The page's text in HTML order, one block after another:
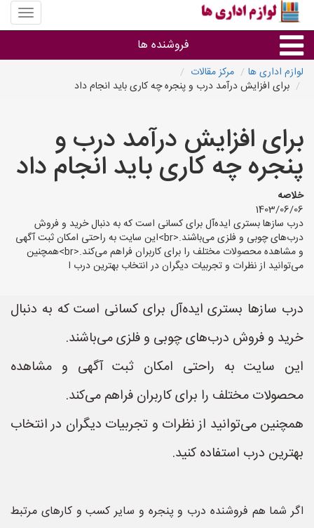
منوی
سایت
اداری
فروشنده ها
گروه ها
استان ها
لوازم اداری ها
مرکز مقالات
برای افزایش درآمد درب و پنجره چه کاری باید انجام داد
برای افزایش درآمد درب و
پنجره چه کاری باید انجام داد
خلاصه
1403/06/06
درب سازها بستری ایده‌آل برای کسانی است که به دنبال خرید و فروش
درب‌های چوبی و فلزی می‌باشند.<br>این سایت به راحتی امکان ثبت آگهی
و مشاهده محصولات مختلف را برای کاربران فراهم می‌کند.<br>همچنین
می‌توانید از نظرات و تجربیات دیگران در انتخاب بهترین درب ا
درب سازها بستری ایده‌آل برای کسانی است که به دنبال
خرید و فروش درب‌های چوبی و فلزی می‌باشند.
این سایت به راحتی امکان ثبت آگهی و مشاهده
محصولات مختلف را برای کاربران فراهم می‌کند.
همچنین می‌توانید از نظرات و تجربیات دیگران در انتخاب
بهترین درب استفاده کنید.
اگر شما هم فروشنده درب و پنجره و سایر کسب و کارهای مرتبط